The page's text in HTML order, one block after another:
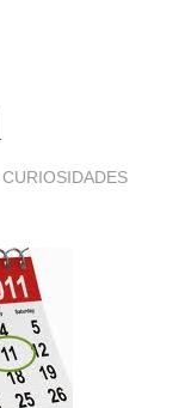
CURIOSIDADES